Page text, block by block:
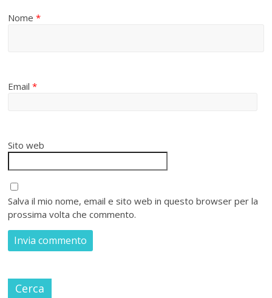
Nome*
Email*
Sito web
Salva il mio nome, email e sito web in questo browser per la
prossima volta che commento.
Cerca